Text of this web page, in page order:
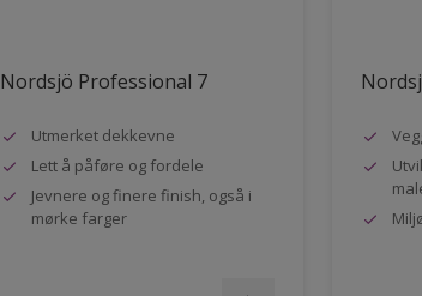
Nordsjö Professional 7
Utmerket dekkevne
Lett å påføre og fordele
Jevnere og finere finish, også i
mørke farger